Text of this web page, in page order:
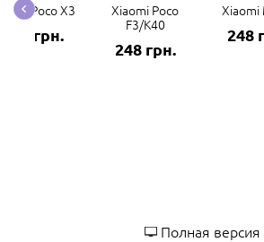
Poco X3
248 грн.
Xiaomi Poco
F3/K40
248 грн.
Xiaomi
248
Полная версия